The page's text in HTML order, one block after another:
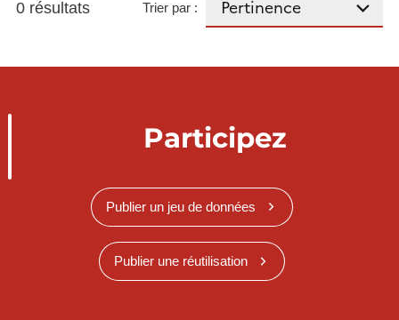
0 résultats Trier par :
Participez
Publier un jeu de données
Publier une réutilisation